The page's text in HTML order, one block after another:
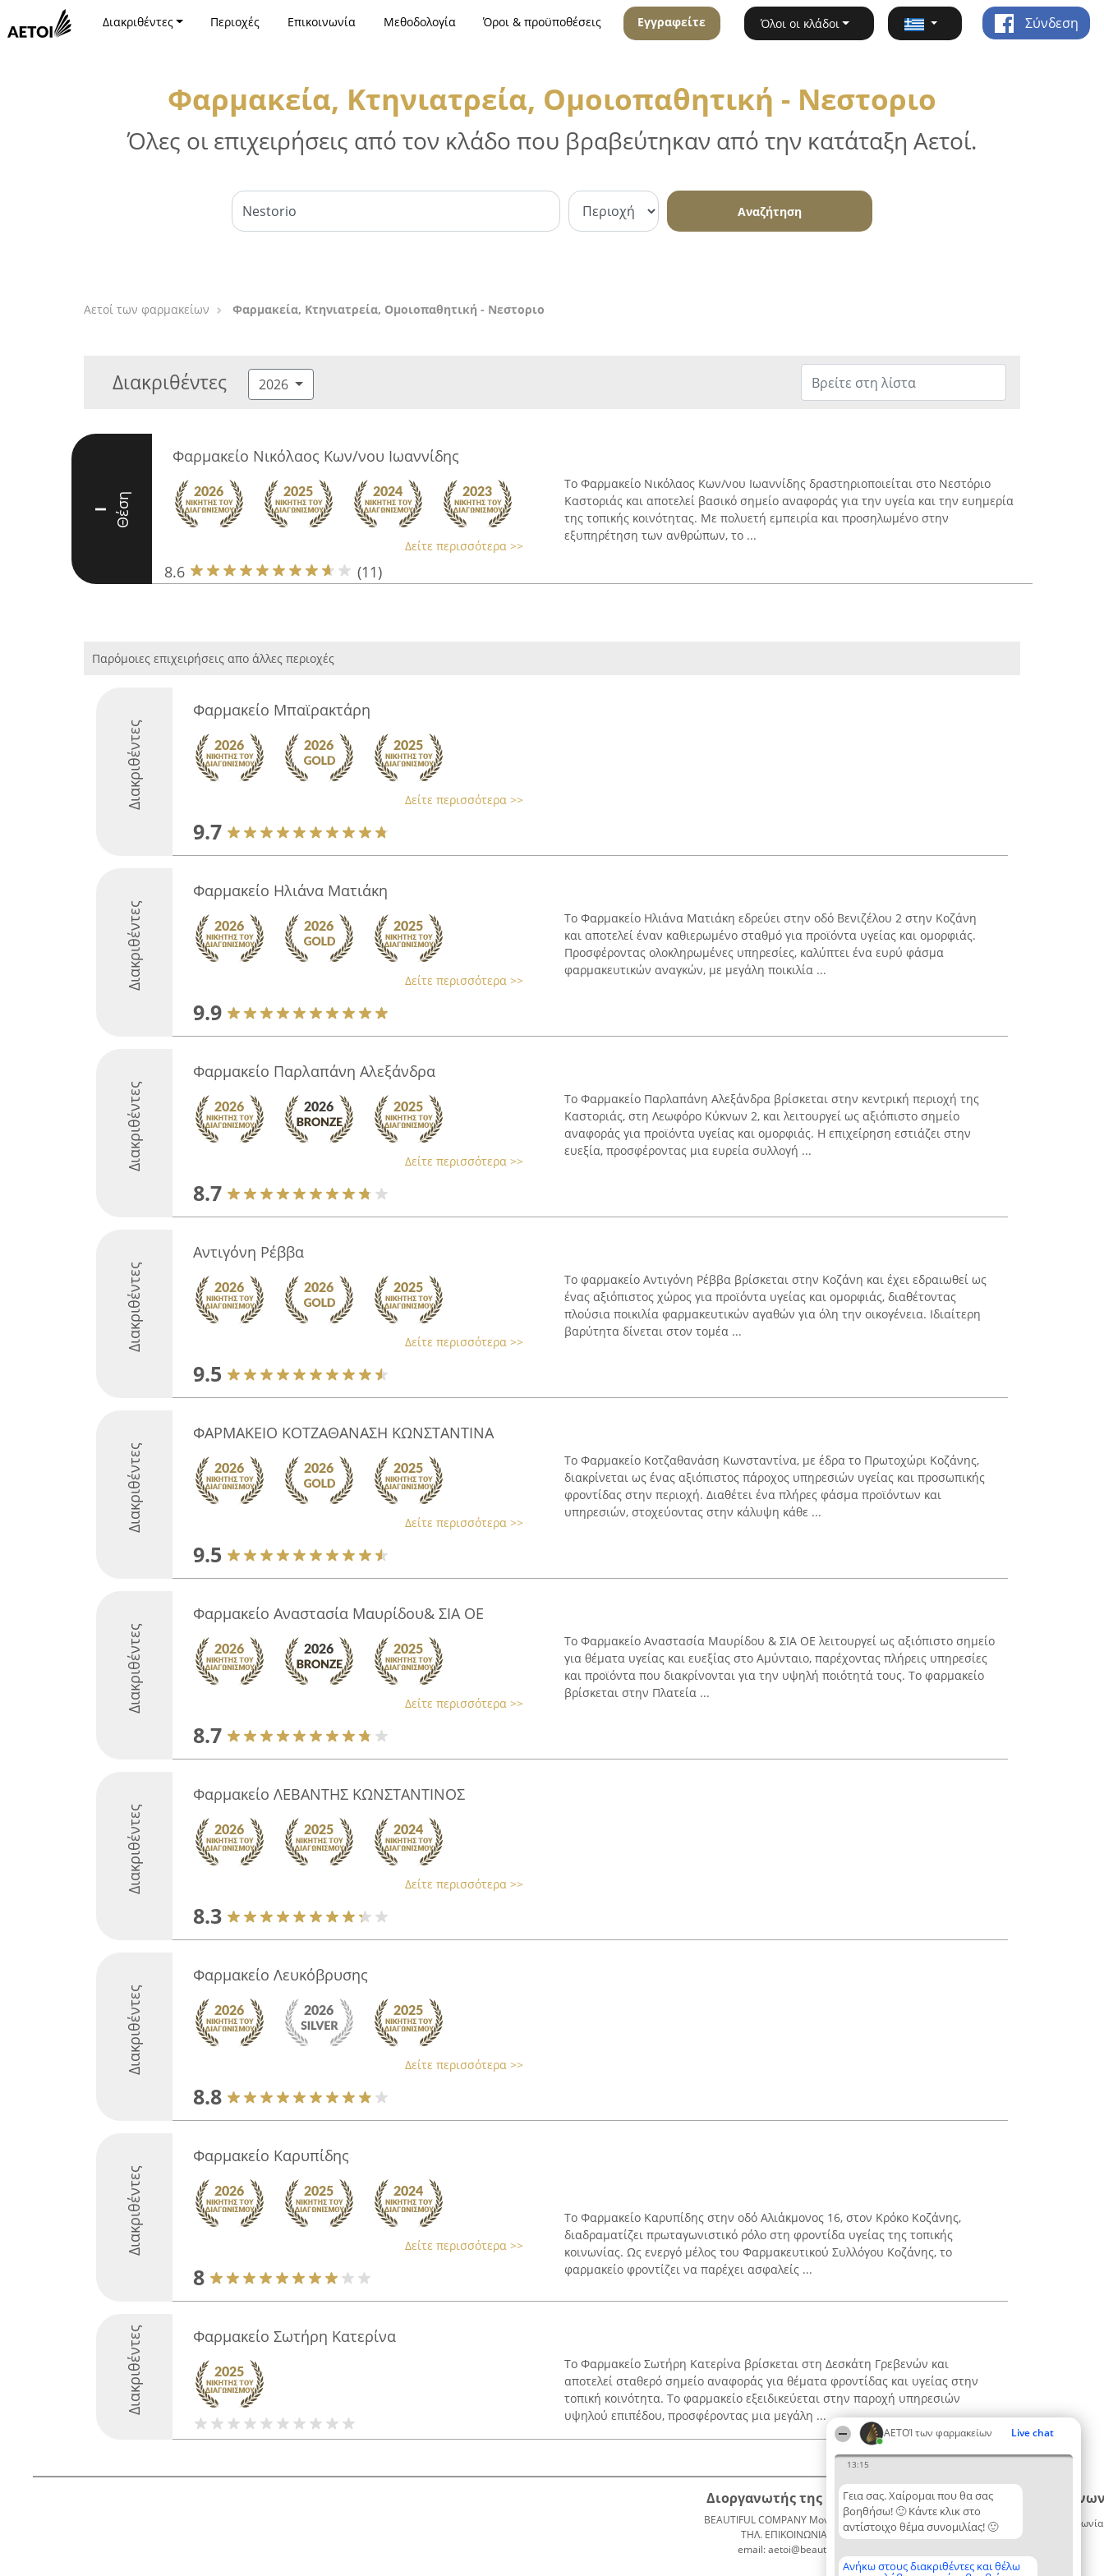
ΑΕΤΟΊ των φαρμακείων Live chat
13:15
Γεια σας. Χαίρομαι που θα σας
βοηθήσω! 🙂 Κάντε κλικ στο
αντίστοιχο θέμα συνομιλίας! 🙂
Ανήκω στους διακριθέντες και θέλω
Διακριθέντες Περιοχές Επικοινωνία Μεθοδολογία Όροι & προϋποθέσεις Εγγραφείτε Όλοι οι κλάδοι Σύνδεση
Φαρμακεία, Κτηνιατρεία, Ομοιοπαθητική - Νεστοριο
Όλες οι επιχειρήσεις από τον κλάδο που βραβεύτηκαν από την κατάταξη Αετοί.
Αναζήτηση
Αετοί των φαρμακείων Φαρμακεία, Κτηνιατρεία, Ομοιοπαθητική - Νεστοριο
Διακριθέντες 2026
I Θέση
Φαρμακείο Νικόλαος Κων/νου Ιωαννίδης
Δείτε περισσότερα >>
8.6 (11)
Το Φαρμακείο Νικόλαος Κων/νου Ιωαννίδης δραστηριοποιείται στο Νεστόριο
Καστοριάς και αποτελεί βασικό σημείο αναφοράς για την υγεία και την ευημερία
της τοπικής κοινότητας. Με πολυετή εμπειρία και προσηλωμένο στην
εξυπηρέτηση των ανθρώπων, το ...
Παρόμοιες επιχειρήσεις απο άλλες περιοχές
Διακριθέντες
Φαρμακείο Μπαϊρακτάρη
Δείτε περισσότερα >>
9.7
Διακριθέντες
Φαρμακείο Ηλιάνα Ματιάκη
Δείτε περισσότερα >>
9.9
Το Φαρμακείο Ηλιάνα Ματιάκη εδρεύει στην οδό Βενιζέλου 2 στην Κοζάνη
και αποτελεί έναν καθιερωμένο σταθμό για προϊόντα υγείας και ομορφιάς.
Προσφέροντας ολοκληρωμένες υπηρεσίες, καλύπτει ένα ευρύ φάσμα
φαρμακευτικών αναγκών, με μεγάλη ποικιλία ...
Διακριθέντες
Φαρμακείο Παρλαπάνη Αλεξάνδρα
Δείτε περισσότερα >>
8.7
Το Φαρμακείο Παρλαπάνη Αλεξάνδρα βρίσκεται στην κεντρική περιοχή της
Καστοριάς, στη Λεωφόρο Κύκνων 2, και λειτουργεί ως αξιόπιστο σημείο
αναφοράς για προϊόντα υγείας και ομορφιάς. Η επιχείρηση εστιάζει στην
ευεξία, προσφέροντας μια ευρεία συλλογή ...
Διακριθέντες
Αντιγόνη Ρέββα
Δείτε περισσότερα >>
9.5
Το φαρμακείο Αντιγόνη Ρέββα βρίσκεται στην Κοζάνη και έχει εδραιωθεί ως
ένας αξιόπιστος χώρος για προϊόντα υγείας και ομορφιάς, διαθέτοντας
πλούσια ποικιλία φαρμακευτικών αγαθών για όλη την οικογένεια. Ιδιαίτερη
βαρύτητα δίνεται στον τομέα ...
Διακριθέντες
ΦΑΡΜΑΚΕΙΟ ΚΟΤΖΑΘΑΝΑΣΗ ΚΩΝΣΤΑΝΤΙΝΑ
Δείτε περισσότερα >>
9.5
Το Φαρμακείο Κοτζαθανάση Κωνσταντίνα, με έδρα το Πρωτοχώρι Κοζάνης,
διακρίνεται ως ένας αξιόπιστος πάροχος υπηρεσιών υγείας και προσωπικής
φροντίδας στην περιοχή. Διαθέτει ένα πλήρες φάσμα προϊόντων και
υπηρεσιών, στοχεύοντας στην κάλυψη κάθε ...
Διακριθέντες
Φαρμακείο Αναστασία Μαυρίδου& ΣΙΑ ΟΕ
Δείτε περισσότερα >>
8.7
Το Φαρμακείο Αναστασία Μαυρίδου & ΣΙΑ ΟΕ λειτουργεί ως αξιόπιστο σημείο
για θέματα υγείας και ευεξίας στο Αμύνταιο, παρέχοντας πλήρεις υπηρεσίες
και προϊόντα που διακρίνονται για την υψηλή ποιότητά τους. Το φαρμακείο
βρίσκεται στην Πλατεία ...
Διακριθέντες
Φαρμακείο ΛΕΒΑΝΤΗΣ ΚΩΝΣΤΑΝΤΙΝΟΣ
Δείτε περισσότερα >>
8.3
Διακριθέντες
Φαρμακείο Λευκόβρυσης
Δείτε περισσότερα >>
8.8
Διακριθέντες
Φαρμακείο Καρυπίδης
Δείτε περισσότερα >>
8
Το Φαρμακείο Καρυπίδης στην οδό Αλιάκμονος 16, στον Κρόκο Κοζάνης,
διαδραματίζει πρωταγωνιστικό ρόλο στη φροντίδα υγείας της τοπικής
κοινωνίας. Ως ενεργό μέλος του Φαρμακευτικού Συλλόγου Κοζάνης, το
φαρμακείο φροντίζει να παρέχει ασφαλείς ...
Διακριθέντες Φαρμακείο Σωτήρη Κατερίνα
Το Φαρμακείο Σωτήρη Κατερίνα βρίσκεται στη Δεσκάτη Γρεβενών και
αποτελεί σταθερό σημείο αναφοράς για θέματα φροντίδας και υγείας στην
τοπική κοινότητα. Το φαρμακείο εξειδικεύεται στην παροχή υπηρεσιών
υψηλού επιπέδου, προσφέροντας μια μεγάλη ...
Διοργανωτής της κατάταξης
BEAUTIFUL COMPANY Μονοπρόσωπη ΙΚΕ
ΤΗΛ. ΕΠΙΚΟΙΝΩΝΙΑΣ: 2104128019
email: aetoi@beautifulcompany.co
Κατάταξη
Διακριθέντες
Λίστα
διακριθέντων
Επικοινωνία